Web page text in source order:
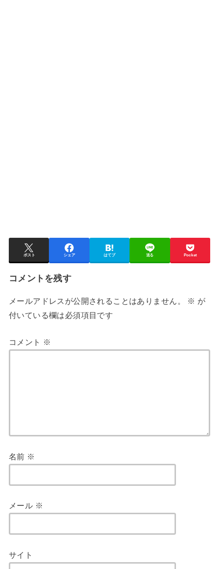
ポスト シェア はてブ 送る Pocket
コメントを残す
メールアドレスが公開されることはありません。 ※ が
付いている欄は必須項目です
コメント ※
名前 ※
メール ※
サイト